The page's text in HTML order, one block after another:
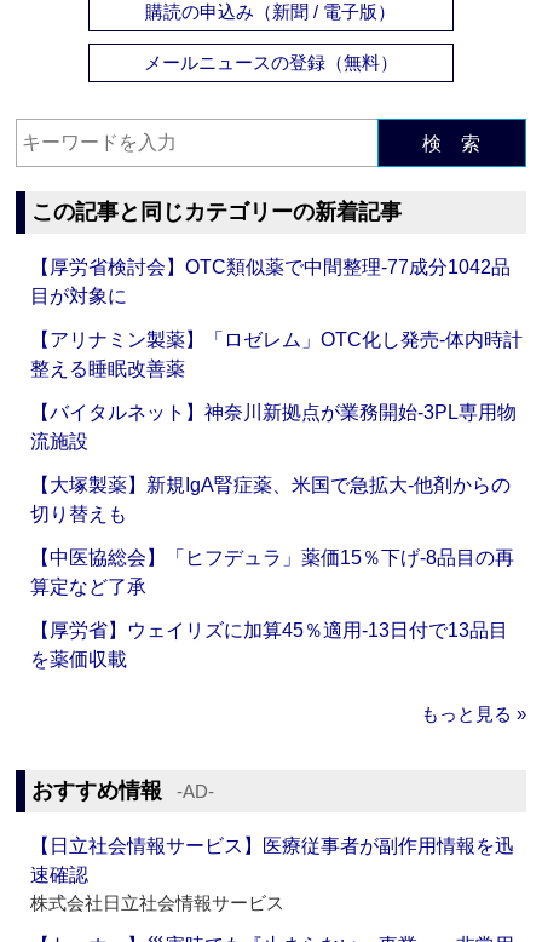
購読の申込み（新聞 / 電子版）
メールニュースの登録（無料）
検 索
この記事と同じカテゴリーの新着記事
【厚労省検討会】OTC類似薬で中間整理‐77成分1042品
目が対象に
【アリナミン製薬】「ロゼレム」OTC化し発売‐体内時計
整える睡眠改善薬
【バイタルネット】神奈川新拠点が業務開始‐3PL専用物
流施設
【大塚製薬】新規IgA腎症薬、米国で急拡大‐他剤からの
切り替えも
【中医協総会】「ヒフデュラ」薬価15％下げ‐8品目の再
算定など了承
【厚労省】ウェイリズに加算45％適用‐13日付で13品目
を薬価収載
もっと見る »
おすすめ情報 ‐AD‐
【日立社会情報サービス】医療従事者が副作用情報を迅
速確認
株式会社日立社会情報サービス